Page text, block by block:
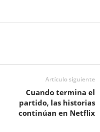
Artículo siguiente
Cuando termina el
partido, las historias
continúan en Netflix